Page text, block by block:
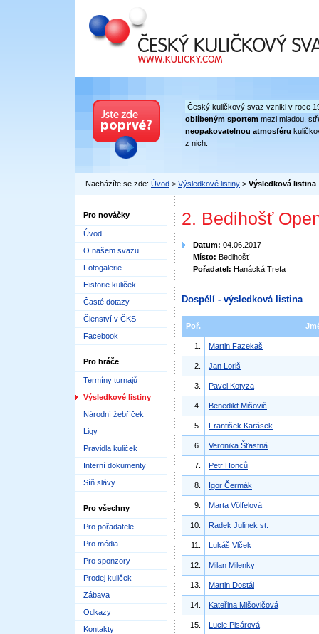
Český kuličkový svaz
Český kuličkový svaz vznikl v roce
oblíbeným sportem mezi mladou,
neopakovatelnou atmosféru
z nich.
Nacházíte se zde: Úvod > Výsledkové listiny > Výsledková listina
Pro nováčky
Úvod
O našem svazu
Fotogalerie
Historie kuliček
Časté dotazy
Členství v ČKS
Facebook
Pro hráče
Termíny turnajů
Výsledkové listiny
Národní žebříček
Ligy
Pravidla kuliček
Interní dokumenty
Síň slávy
Pro všechny
Pro pořadatele
Pro média
Pro sponzory
Prodej kuliček
Zábava
Odkazy
Kontakty
2. Bedihošť
Datum: 04.06.2017
Místo: Bedihošť
Pořadatel: Hanácká Trefa
Dospělí - výsledková listina
Poř.
1. Martin Fazekaš
2. Jan Loriš
3. Pavel Kotyza
4. Benedikt Mišovič
5. František Karásek
6. Veronika Šťastná
7. Petr Honců
8. Igor Čermák
9. Marta Völfelová
10. Radek Julinek st.
11. Lukáš Vlček
12. Milan Milenky
13. Martin Dostál
14. Kateřina Mišovičová
15. Lucie Pisárová